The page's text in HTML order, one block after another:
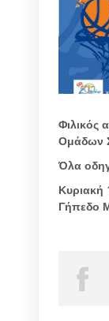
Φιλικός
Ομάδων
Όλα
Κυριακή
Γήπεδο